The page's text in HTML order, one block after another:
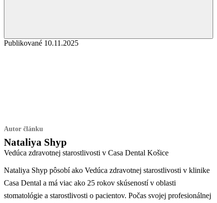
Publikované 10.11.2025
Autor článku
Nataliya Shyp
Vedúca zdravotnej starostlivosti v Casa Dental Košice
Nataliya Shyp pôsobí ako Vedúca zdravotnej starostlivosti v klinike
Casa Dental a má viac ako 25 rokov skúseností v oblasti
stomatológie a starostlivosti o pacientov. Počas svojej profesionálnej